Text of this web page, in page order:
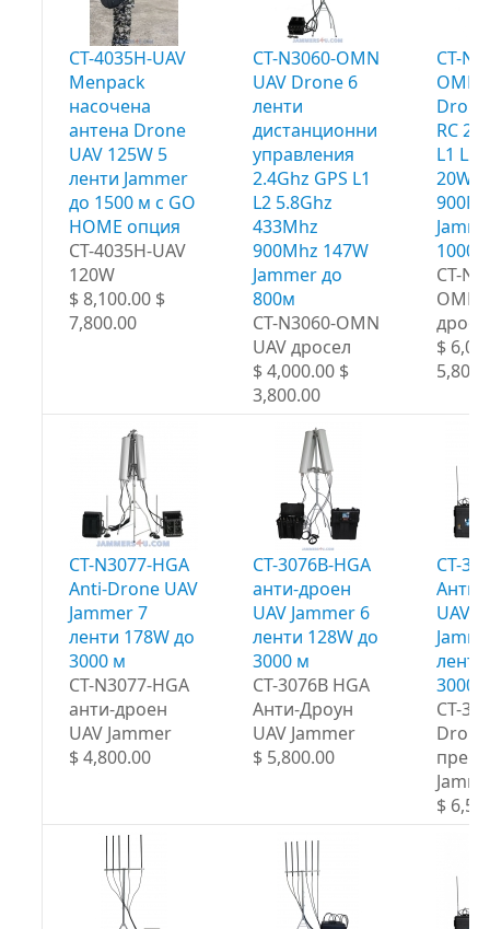
CT-4035H-UAV
Menpack
насочена
антена Drone
UAV 125W 5
ленти Jammer
до 1500 м с GO
HOME опция
CT-4035H-UAV
120W
$ 8,100.00 $
7,800.00
CT-N3060-OMN
UAV Drone 6
ленти
дистанционни
управления
2.4Ghz GPS L1
L2 5.8Ghz
433Mhz
900Mhz 147W
Jammer до
800м
CT-N3060-OMN
UAV дросел
$ 4,000.00 $
3,800.00
CT-
OMN
RC
L1 L2
20W
CT-
OMN
$
CT-N3077-HGA
Anti-Drone UAV
Jammer 7
ленти 178W до
3000 м
CT-N3077-HGA
анти-дроен
UAV Jammer
$ 4,800.00
CT-3076B-HGA
анти-дроен
UAV Jammer 6
ленти 128W до
3000 м
CT-3076B HGA
Анти-Дроун
UAV Jammer
$ 5,800.00
CT-
Анти-
UAV
3000
CT-
$